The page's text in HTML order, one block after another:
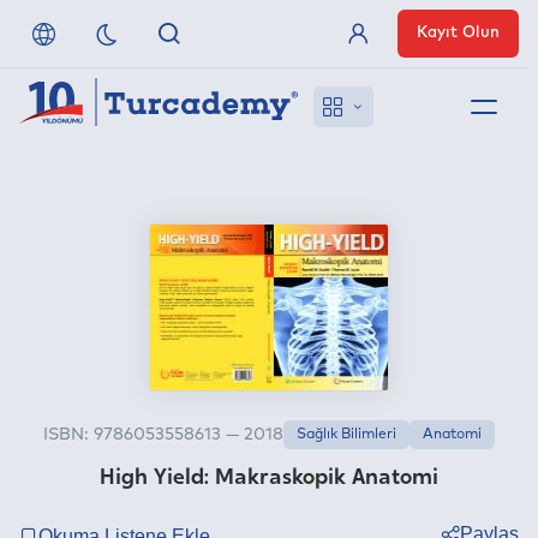
Referanslarımız
Uzaktan Erişim
Üye Girişi
Kayıt Olun
High Yield: Makraskopik Anatomi
ISBN: 9786053558613 — 2018 Sağlık Bilimleri Anatomi
Paylaş